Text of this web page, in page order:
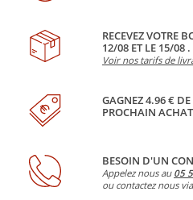
RECEVEZ VOTRE
12/08 ET LE 15/08 .
Voir nos tarifs de
GAGNEZ 4.96 €
PROCHAIN ACHAT
BESOIN D'UN
Appelez nous au 05
ou contactez nous